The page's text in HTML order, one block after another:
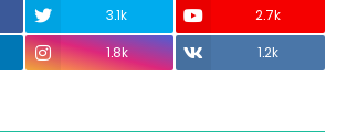
3.1k
2.7k
1.8k 1.2k